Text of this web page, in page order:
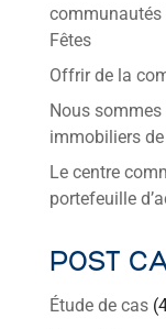
communautés
Fêtes
Offrir de la
Nous
immobiliers
Le centre
portefeuille
POST
Étude de cas